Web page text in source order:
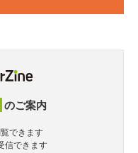
のご案内
できます
信できます